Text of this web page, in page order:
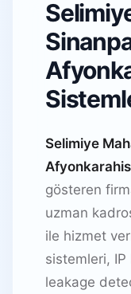
Selimiye
gösteren
uzman
ile hizmet
sistemleri,
leakage